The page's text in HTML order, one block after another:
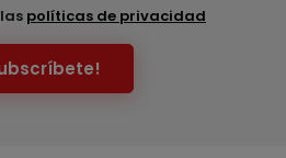
políticas de privacidad